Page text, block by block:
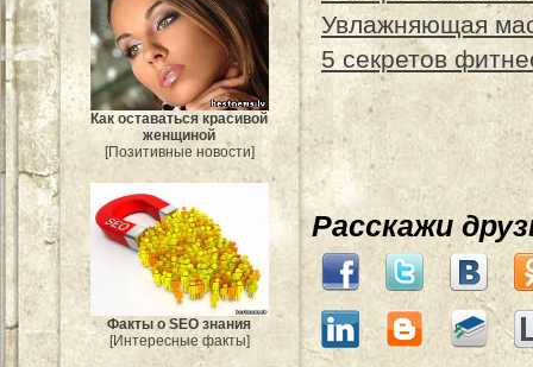
Как оставаться красивой
женщиной
[Позитивные новости]
Факты о SEO знания
[Интересные факты]
Увлажняющая
5 секретов
Расскажи